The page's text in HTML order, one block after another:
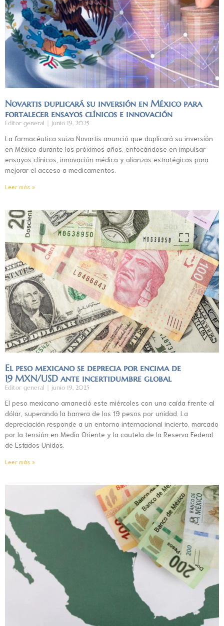
Novartis duplicará su inversión en México para
fortalecer ensayos clínicos e innovación
Editor general junio 19, 2025
La farmacéutica suiza Novartis anunció que duplicará su inversión
en México durante los próximos años, enfocándose en impulsar
ensayos clínicos, innovación médica y alianzas estratégicas para
mejorar el acceso a medicamentos.
Leer más »
El peso mexicano se deprecia por encima de
19 MXN/USD ante incertidumbre global
Editor general junio 19, 2025
El peso mexicano amaneció este miércoles con una caída frente al
dólar, superando la barrera de los 19 pesos por unidad. La
depreciación responde a un entorno internacional incierto, marcado
por la tensión en Medio Oriente y la cautela de la Reserva Federal
de Estados Unidos.
Leer más »